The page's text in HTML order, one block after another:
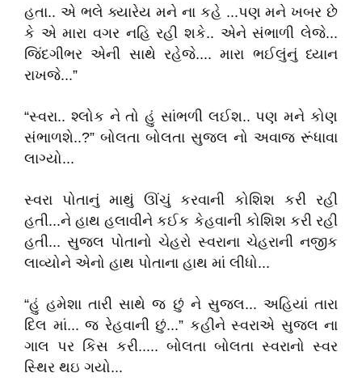
હતા.. એ ભલે ક્યારેય મને ના કહે ...પણ મને ખબર છે
કે એ મારા વગર નહિ રહી શકે.. એને સંભાળી લેજે...
જિંદગીભર એની સાથે રહેજે.... મારા ભઈલુંનું ધ્યાન
રાખજે...”
“સ્વરા.. શ્લોક ને તો હું સાંભળી લઈશ.. પણ મને કોણ
સંભાળશે..?” બોલતા બોલતા સુજલ નો અવાજ રૂંધાવા
લાગ્યો...
સ્વરા પોતાનું માથું ઊંચું કરવાની કોશિશ કરી રહી
હતી...ને હાથ હલાવીને કઈક કેહવાની કોશિશ કરી રહી
હતી... સુજલ પોતાનો ચેહરો સ્વરાના ચેહરાની નજીક
લાવ્યોને એનો હાથ પોતાના હાથ માં લીધો...
“હું હમેશા તારી સાથે જ છું ને સુજલ... અહિયાં તારા
દિલ માં... જ રેહવાની છું...” કહીને સ્વરાએ સુજલ ના
ગાલ પર કિસ કરી..... બોલતા બોલતા સ્વરાનો સ્વર
સ્થિર થઇ ગયો...